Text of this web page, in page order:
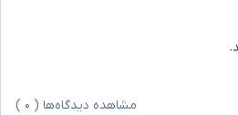
مشاهده دیدگاه‌ها ( ۰